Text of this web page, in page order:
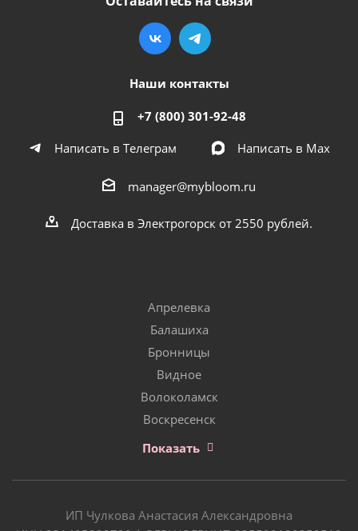
Наши контакты
+7 (800) 301-92-48
Написать в Телеграм
Написать в Мах
manager@mybloom.ru
Доставка в Электрогорск от 2550 рублей.
Апрелевка
Балашиха
Бронницы
Видное
Волоколамск
Воскресенск
Показать
ИП Чулкова Анастасия Александровна